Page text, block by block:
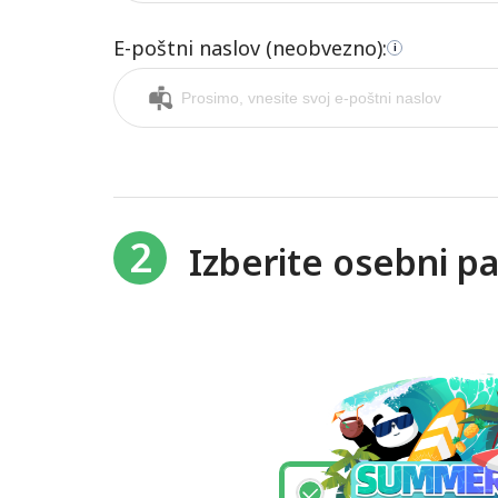
E-poštni naslov (neobvezno): i
2 Izberite osebni